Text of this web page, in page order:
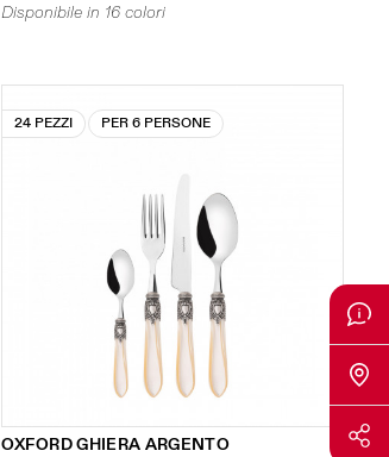
Disponibile in 16 colori
24 PEZZI PER 6 PERSONE
OXFORD GHIERA ARGENTO